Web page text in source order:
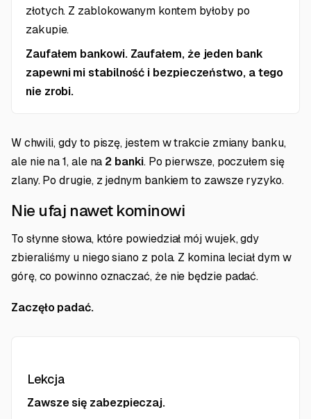
złotych. Z zablokowanym kontem byłoby po
zakupie.
Zaufałem bankowi. Zaufałem, że jeden bank
zapewni mi stabilność i bezpieczeństwo, a tego
nie zrobi.
W chwili, gdy to piszę, jestem w trakcie zmiany banku,
ale nie na 1, ale na 2 banki. Po pierwsze, poczułem się
zlany. Po drugie, z jednym bankiem to zawsze ryzyko.
Nie ufaj nawet kominowi
To słynne słowa, które powiedział mój wujek, gdy
zbieraliśmy u niego siano z pola. Z komina leciał dym w
górę, co powinno oznaczać, że nie będzie padać.
Zaczęło padać.
Lekcja
Zawsze się zabezpieczaj.